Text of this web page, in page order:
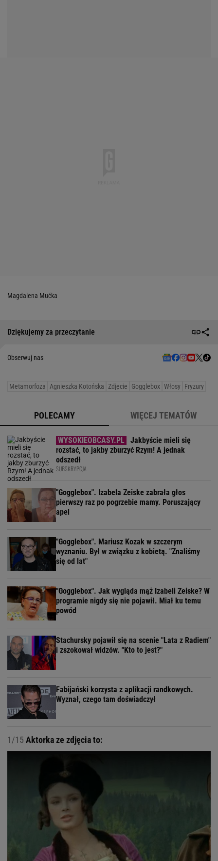
Magdalena Mućka
Dziękujemy za przeczytanie
Obserwuj nas
Metamorfoza Agnieszka Kotońska Zdjęcie Gogglebox Włosy Fryzury
POLECAMY WIĘCEJ TEMATÓW
Jakbyście mieli się
rozstać, to jakby zburzyć Rzym! A jednak
odszedł
SUBSKRYPCJA
"Gogglebox". Izabela Zeiske zabrała głos
pierwszy raz po pogrzebie mamy. Poruszający
apel
"Gogglebox". Mariusz Kozak w szczerym
wyznaniu. Był w związku z kobietą. "Znaliśmy
się od lat"
"Gogglebox". Jak wygląda mąż Izabeli Zeiske? W
programie nigdy się nie pojawił. Miał ku temu
powód
Stachursky pojawił się na scenie "Lata z Radiem"
i zszokował widzów. "Kto to jest?"
Fabijański korzysta z aplikacji randkowych.
Wyznał, czego tam doświadczył
1/15 Aktorka ze zdjęcia to: